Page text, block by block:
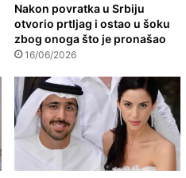
Nakon povratka u Srbiju
otvorio prtljag i ostao u šoku
zbog onoga što je pronašao
16/06/2026